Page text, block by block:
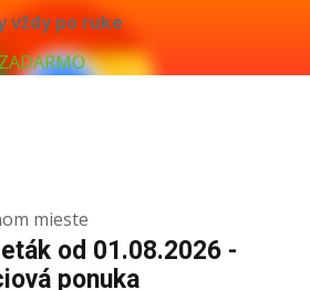
vždy po ruke
mieste
od 01.08.2026 -
ponuka